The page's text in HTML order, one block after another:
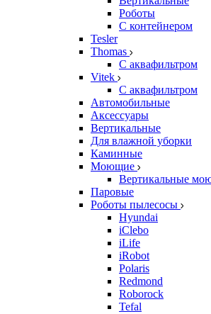
Роботы
С контейнером
Tesler
Thomas
С аквафильтром
Vitek
С аквафильтром
Автомобильные
Аксессуары
Вертикальные
Для влажной уборки
Каминные
Моющие
Вертикальные
Паровые
Роботы пылесосы
Hyundai
iClebo
iLife
iRobot
Polaris
Redmond
Roborock
Tefal